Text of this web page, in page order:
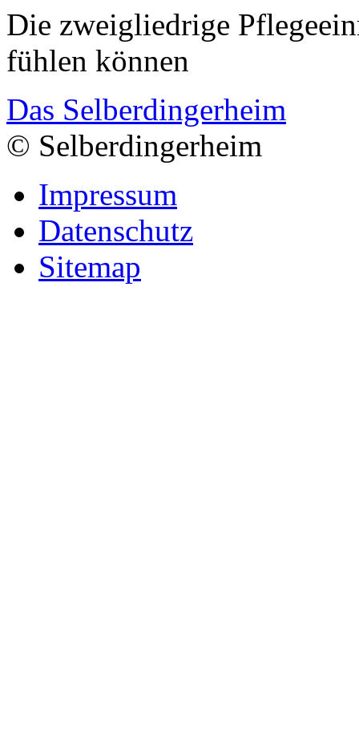
Die zweigliedrige
fühlen können
Das Selberdingerheim
© Selberdingerheim
Impressum
Datenschutz
Sitemap